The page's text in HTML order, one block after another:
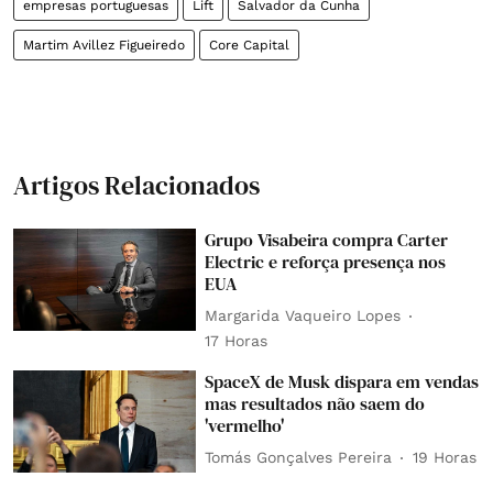
empresas portuguesas Lift Salvador da Cunha
Martim Avillez Figueiredo Core Capital
Artigos Relacionados
Grupo Visabeira compra Carter
Electric e reforça presença nos
EUA
Margarida Vaqueiro Lopes
17 Horas
SpaceX de Musk dispara em vendas
mas resultados não saem do
'vermelho'
Tomás Gonçalves Pereira 19 Horas